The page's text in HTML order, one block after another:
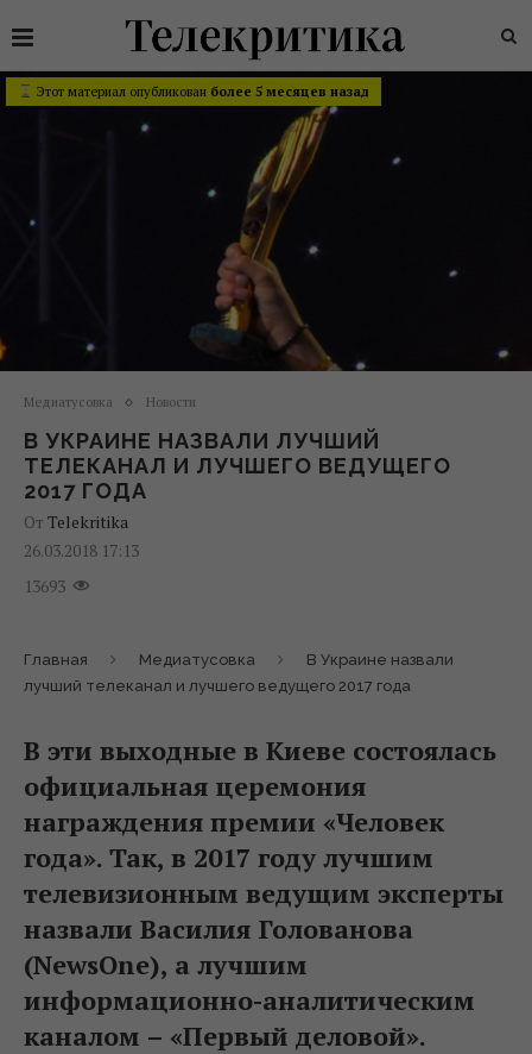
Этот материал опубликован более 5 месяцев назад
Медиатусовка Новости
В УКРАИНЕ НАЗВАЛИ ЛУЧШИЙ
ТЕЛЕКАНАЛ И ЛУЧШЕГО ВЕДУЩЕГО
2017 ГОДА
От Telekritika
26.03.2018 17:13
13693
Главная Медиатусовка
В Украине назвали
лучший телеканал и лучшего ведущего 2017 года
В эти выходные в Киеве состоялась
официальная церемония
награждения премии «Человек
года». Так, в 2017 году лучшим
телевизионным ведущим эксперты
назвали Василия Голованова
(NewsОne), а лучшим
информационно-аналитическим
каналом – «Первый деловой».